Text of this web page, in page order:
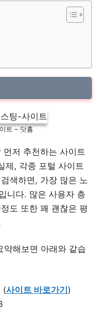
트 – 닷홈
저 추천하는 사이트
제, 각종 포털 사이트
색하면, 가장 많은 노
니다. 많은 사용자 층
도 또한 꽤 괜찮은 평
약해보면 아래와 같습
(사이트 바로가기 )